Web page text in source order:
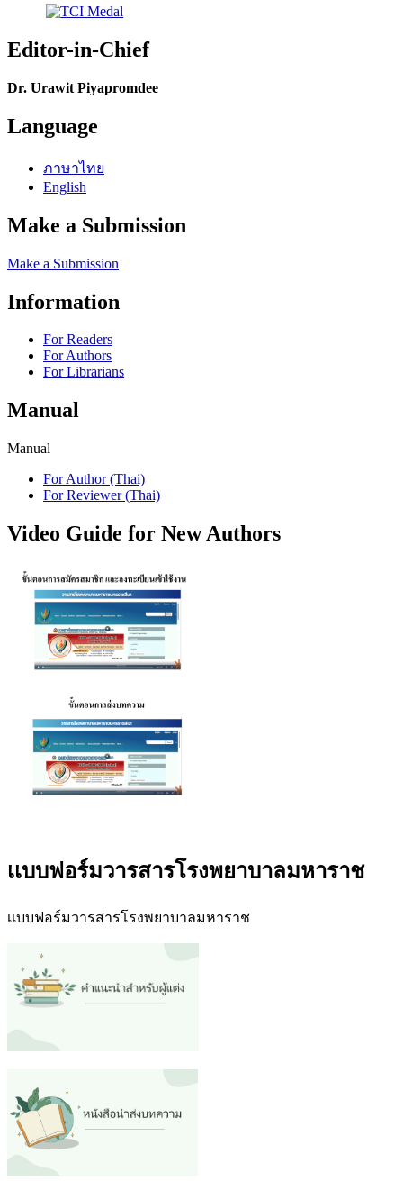
Editor-in-Chief
Dr. Urawit Piyapromdee
Language
ภาษาไทย
English
Make a Submission
Make a Submission
Information
For Readers
For Authors
For Librarians
Manual
Manual
For Author (Thai)
For Reviewer (Thai)
Video Guide for New Authors
เเบบฟอร์มวารสารโรงพยาบาลมหาราช
เเบบฟอร์มวารสารโรงพยาบาลมหาราช